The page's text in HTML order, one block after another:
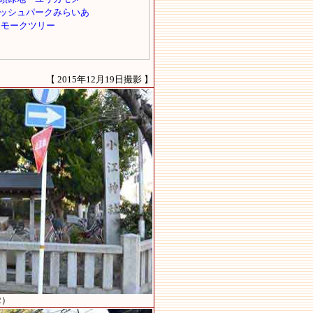
【 2015年12月19日撮影 】